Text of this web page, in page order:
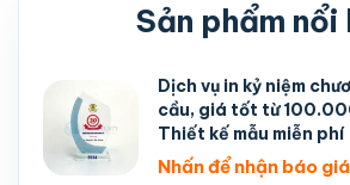
Sản phẩm
Dịch vụ in kỷ niệm
cầu, giá tốt từ
Thiết kế mẫu miễn phí
Nhấn để nhận báo